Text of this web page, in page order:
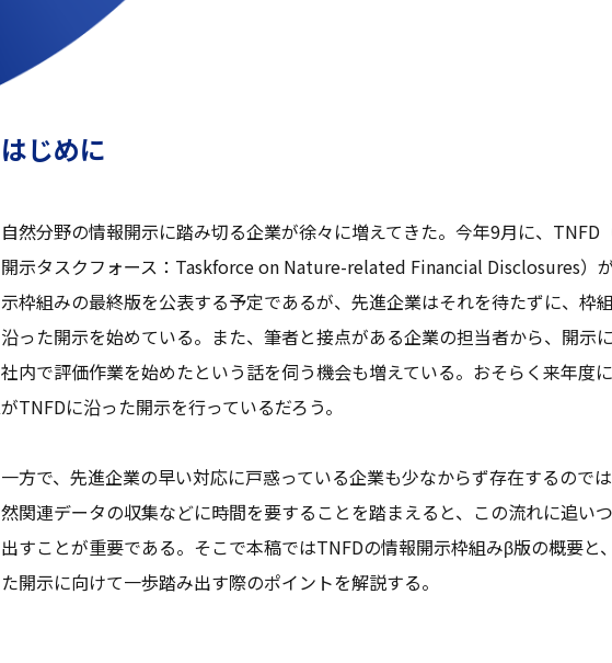
はじめに
自然分野の情報開示に踏み切る企業が徐々に増えてきた。今年9月に、TNFD
開示タスクフォース：Taskforce on Nature-related Financial Disclosures）
示枠組みの最終版を公表する予定であるが、先進企業はそれを待たずに、枠
沿った開示を始めている。また、筆者と接点がある企業の担当者から、開示
社内で評価作業を始めたという話を伺う機会も増えている。おそらく来年度
がTNFDに沿った開示を行っているだろう。
一方で、先進企業の早い対応に戸惑っている企業も少なからず存在するので
然関連データの収集などに時間を要することを踏まえると、この流れに追い
出すことが重要である。そこで本稿ではTNFDの情報開示枠組みβ版の概要と
た開示に向けて一歩踏み出す際のポイントを解説する。